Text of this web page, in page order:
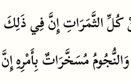
كُلِّالثَّمَرَاتِإِنَّفِيذَلِكَ
وَالنُّجُومُمُسَخَّرَاتٌبِأَمْرِهِإِنَّ